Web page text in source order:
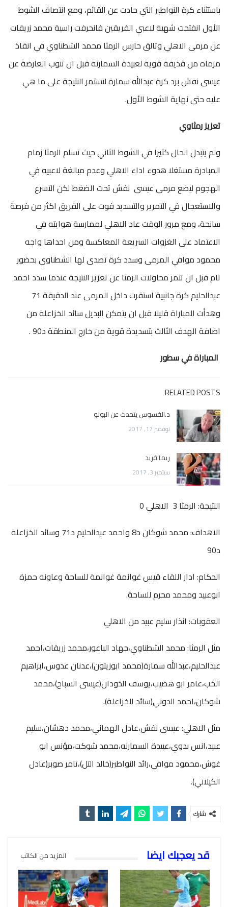
باستثناء كرة النواطير التي حادت عن القائم، ومع انتصاف الشوط
الأول انفتحت شهية لاعبي الفريقين فانحرفت راسية محمد زريقات
عن مرمى الاهلي وتالق حارس الرمثا محمد الشطناوي في انقاذ
مرماه من قذيفة قوية لعبيدة السمارنة قبل ان تنوب العارضة عن
عيسى نفش برد كرة عبدالله سمارة لتستمر النتيجة على ما هي
عليه حتى نهاية الشوط الأول.
تعزيز رمثاوي
ولم يتبدل الحال كثيرا في الشوط الثاني حيث تسلم الرمثا زمام
المبادرة مستغلا هدوء اداء الاهلي وعدم مبالغة لاعبيه في
الهجوم ليضع مرمى عيسى نفش تحت الضغط لكن التسرع
والاستعجال في التمرير والتسديد فوت على الفريق اكثر من فرصة
سانحة، ومع مرور الوقت عاد الاهلي لممارسة هوايته في
الاعتماد على الغزوات السريعة المعاكسة ومن احداها واجه
محمود موافي المرمى وسدد كرة تصدى لها الشطناوي بحضور
تام قبل ان تثمر محاولات الرمثا عن تعزيز النتيجة عندما سدد احمد
عبدالحليم كرة جانبية استقرت داخل المرمى عند الدقيقة 71
وهدأت المباراة قليلا قبل ان يتمكن البديل سائد الخزاعلة من
اضافة الهدف الثالث بتسديدة قوية من خارج المنطقة د90 .
المباراة في سطور
RELATED POSTS
د.القسوس يتحدث عن البولو
نوفمبر 17, 2017
ريما فريد
سبتمبر 3, 2017
النتيجة: الرمثا 3 الاهلي 0
الاهداف: محمد شوكان د8 واحمد عبدالحليم د71 وسائد الخزاعلة
د90
الحكام: ادار اللقاء قيس غوانمة غوانمة للساحة وعاونه حمزة
ابوعبيد ومحمد محرم للساحة.
العقوبات: انذار سليم عبيد من الاهلي
مثل الرمثا: محمد الشطناوي،جهاد الباعور،محمد زريقات،احمد
عبدالحليم،عبدالله سمارة(محمد ابوزيتون)،عدنان عدوس،ابراهيم
الخب،عامر ابو هضيب،يوسف الذودان(عيسى السباح)،محمد
شوكان،احمد الدوني(سائد الخزاعلة).
مثل الاهلي: عيسى نفش،عادل الهماني،محمد دهشان،سليم
عبيد،انس بدوي،عبيدة السمارنه،محمد شوكت،مؤنس ابو
غوش،محمود موافي،رائد النواطير(خالد التل)،تامر صوبر(عادل
الكيلاني).
شارك
قد يعجبك ايضا المزيد من الكاتب